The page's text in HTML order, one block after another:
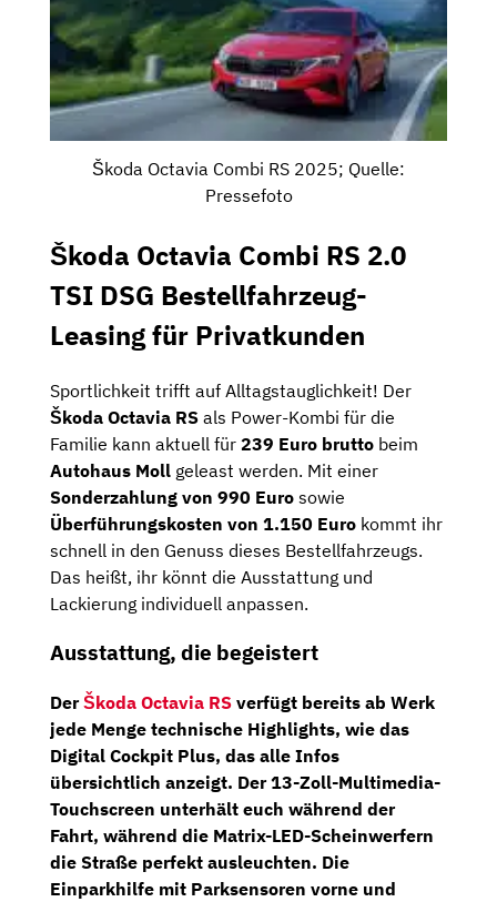
Škoda Octavia Combi RS 2025; Quelle:
Pressefoto
Škoda Octavia Combi RS 2.0
TSI DSG Bestellfahrzeug-
Leasing für Privatkunden
Sportlichkeit trifft auf Alltagstauglichkeit! Der
Škoda Octavia RS als Power-Kombi für die
Familie kann aktuell für 239 Euro brutto beim
Autohaus Moll geleast werden. Mit einer
Sonderzahlung von 990 Euro sowie
Überführungskosten von 1.150 Euro kommt ihr
schnell in den Genuss dieses Bestellfahrzeugs.
Das heißt, ihr könnt die Ausstattung und
Lackierung individuell anpassen.
Ausstattung, die begeistert
DerŠkoda Octavia RS verfügt bereits ab Werk
jede Menge technische Highlights, wie das
Digital Cockpit Plus, das alle Infos
übersichtlich anzeigt. Der13-Zoll-Multimedia-
Touchscreen unterhält euch während der
Fahrt, während die Matrix-LED-Scheinwerfern
die Straße perfekt ausleuchten. Die
Einparkhilfe mit Parksensoren vorne und